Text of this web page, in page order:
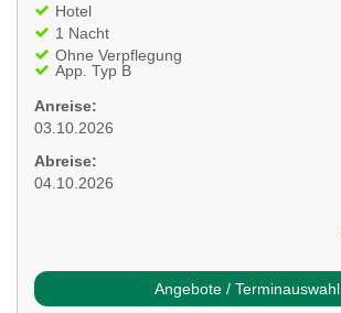
Hotel
1 Nacht
Ohne Verpflegung
App. Typ B
Anreise:
03.10.2026
Abreise:
04.10.2026
Angebote / Terminauswahl